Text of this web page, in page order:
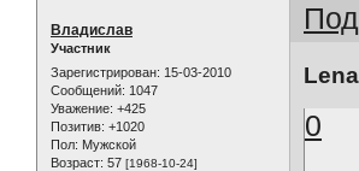
Владислав
Участник
Зарегистрирован: 15-03-2010
Сообщений: 1047
Уважение: +425
Позитив: +1020
Пол: Мужской
Возраст: 57 [1968-10-24]
Lena
0